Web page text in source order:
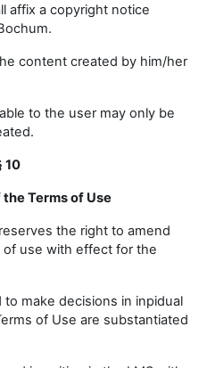
affix a copyright notice
content created by him/her
to the user may only be
10
Terms of Use
the right to amend
use with effect for the
make decisions in inpidual
of Use are substantiated